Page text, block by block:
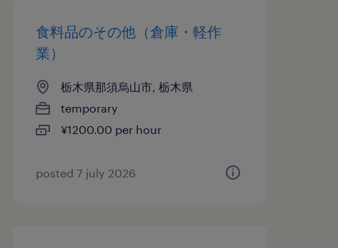
食料品のその他（倉庫・軽作
業）
栃木県那須烏山市, 栃木県
temporary
¥1200.00 per hour
posted 7 july 2026